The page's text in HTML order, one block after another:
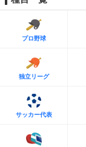
プロ野球
独立リーグ
サッカー代表